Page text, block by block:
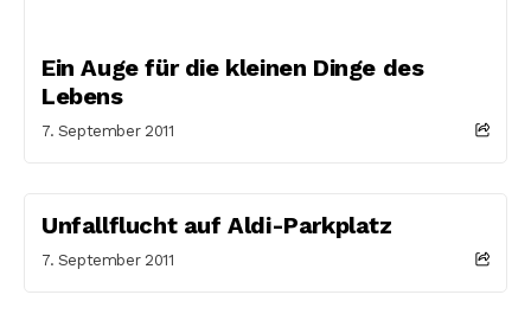
Ein Auge für die kleinen Dinge des
Lebens
7. September 2011
Unfallflucht auf Aldi-Parkplatz
7. September 2011